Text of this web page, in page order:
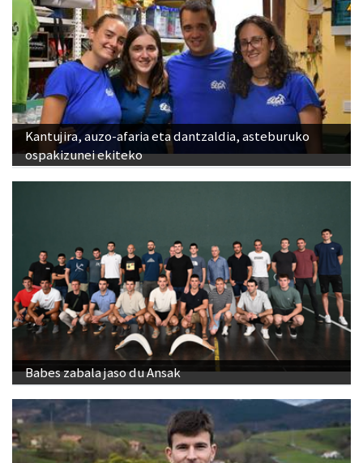
Kantujira, auzo-afaria eta dantzaldia, asteburuko
ospakizunei ekiteko
Babes zabala jaso du Ansak